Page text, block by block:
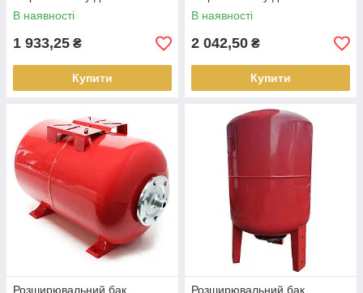
опалення 36 літрів
В наявності
1 933,25 ₴
Купити
опалення 50 літрів
В наявності
2 042,50 ₴
Купити
Розширювальний бак
Розширювальний бак